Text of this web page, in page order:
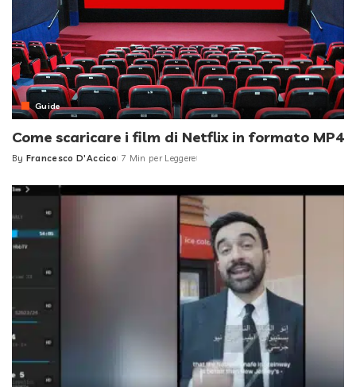
Guide
Come scaricare i film di Netflix in formato MP4
Posted
By Francesco D'Accico 7 Min per Leggere